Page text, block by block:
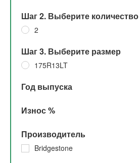
Шаг 2. Выберите количество
2
Шаг 3. Выберите размер
175R13LT
Год выпуска
Износ %
Производитель
Bridgestone